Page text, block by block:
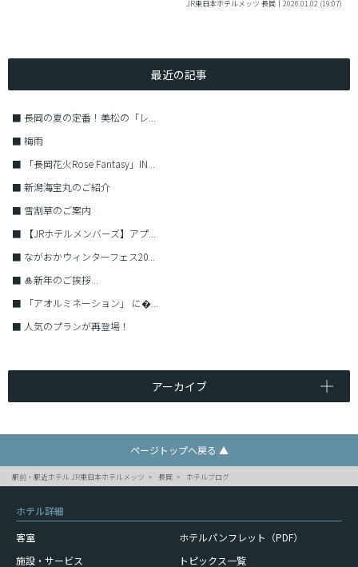
JR東日本ホテルメッツ 長岡｜2026.01.02 (19:07)
最近の記事
■ 長岡の夏の定番！美松の「レ...
■ 梅雨
■
「長岡花火Rose Fantasy」IN...
■ 新潟海宝丸のご紹介
■ 雪割草のご案内
■
【JRホテルメンバーズ】アプ...
■ ながおかウィンターフェス20...
■ 🎍新年のご挨拶...
■
「アオルミネーション」 に�...
■ 人気のプランが再登場！
アーカイブ
ページトップへ戻る ▲
駅前・駅近ホテル JR東日本ホテルメッツ 長岡 ホテルブログ
ホテル詳細
客室
施設・サービス
ホテルパンフレット（PDF）
トピックス一覧